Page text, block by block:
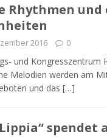
Rhythmen und
2016 0
und Kongresszentrum
Melodien werden am
und das […]
spendet